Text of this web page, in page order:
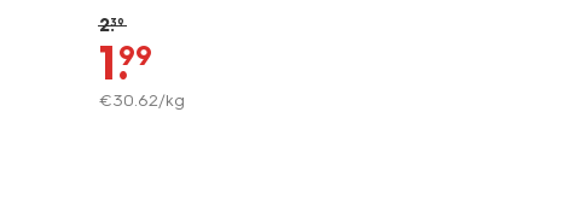
2.39
1.
99
€30.62/kg